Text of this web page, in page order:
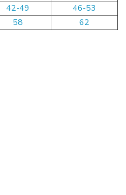
42-49
46-53
58 62